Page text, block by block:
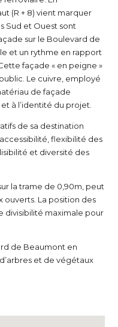
(R + 8) vient marquer
Sud et Ouest sont
sur le Boulevard de
et un rythme en rapport
façade « en peigne »
Le cuivre, employé
de façade
à l’identité du projet.
de sa destination
flexibilité des
et diversité des
la trame de 0,90m, peut
ouverts. La position des
divisibilité maximale pour
de Beaumont en
et de végétaux